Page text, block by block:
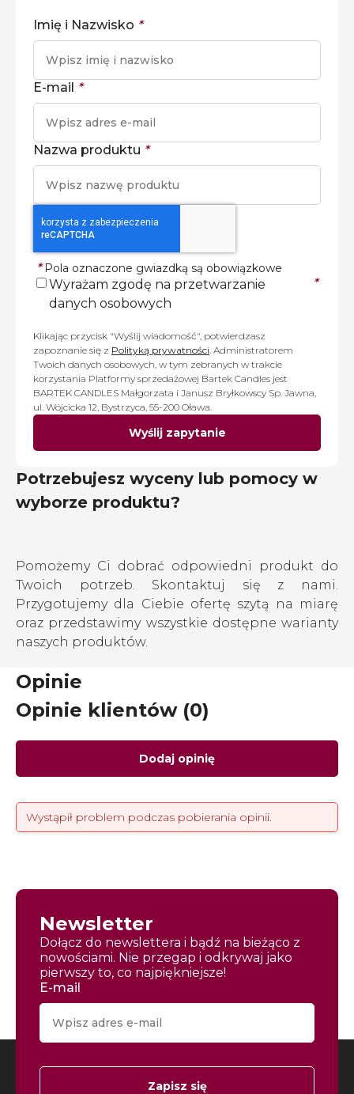
Imię i Nazwisko *
E-mail *
Nazwa produktu *
* Pola oznaczone gwiazdką są obowiązkowe
Wyrażam zgodę na przetwarzanie
danych osobowych
*
Klikając przycisk "Wyślij wiadomość", potwierdzasz
zapoznanie się z Polityką prywatności . Administratorem
Twoich danych osobowych, w tym zebranych w trakcie
korzystania Platformy sprzedażowej Bartek Candles jest
BARTEK CANDLES Małgorzata i Janusz Bryłkowscy Sp. Jawna,
ul. Wójcicka 12, Bystrzyca, 55-200 Oława.
Wyślij zapytanie
Potrzebujesz wyceny lub pomocy w
wyborze produktu?
Pomożemy Ci dobrać odpowiedni produkt do
Twoich potrzeb. Skontaktuj się z nami.
Przygotujemy dla Ciebie ofertę szytą na miarę
oraz przedstawimy wszystkie dostępne warianty
naszych produktów.
Opinie
Opinie klientów (0)
Dodaj opinię
Wystąpił problem podczas pobierania opinii.
Newsletter
Dołącz do newslettera i bądź na bieżąco z
nowościami. Nie przegap i odkrywaj jako
pierwszy to, co najpiękniejsze!
E-mail
Zapisz się